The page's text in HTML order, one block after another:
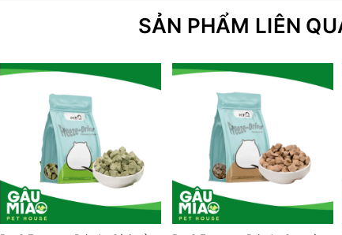
SẢN PHẨM LIÊN